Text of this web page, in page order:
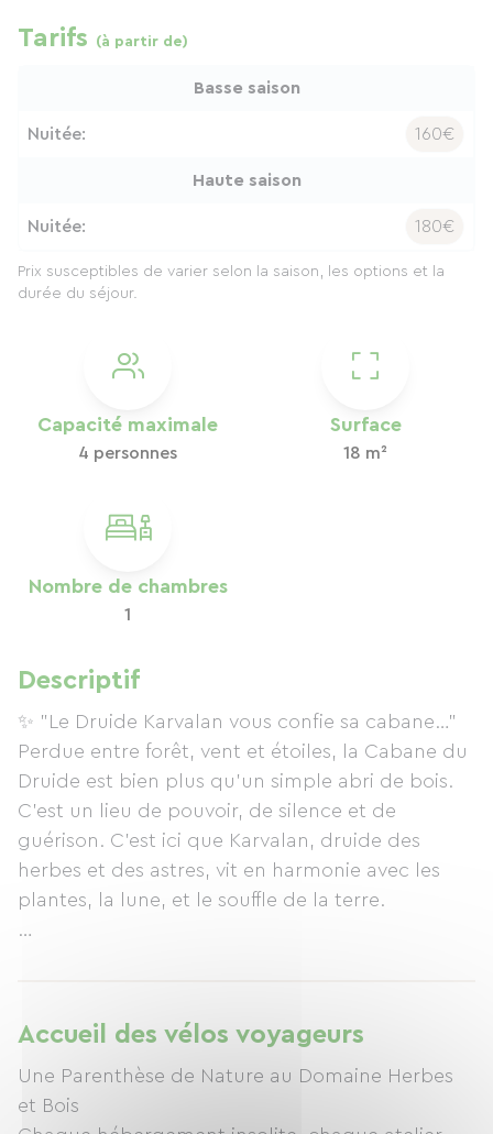
Capacité maximale
4 personnes
Surface
18 m²
Nombre de chambres
1
Descriptif
✨ "Le Druide Karvalan vous confie sa cabane…"
Perdue entre forêt, vent et étoiles, la Cabane du
Druide est bien plus qu’un simple abri de bois.
C’est un lieu de pouvoir, de silence et de
guérison. C’est ici que Karvalan, druide des
herbes et des astres, vit en harmonie avec les
plantes, la lune, et le souffle de la terre.
Lumière électrique douce, sans prises pour
mieux se débrancher,
Douche extérieure rituelle,
Cosmétiques artisanaux (savon, dentifrice,
Accueil des vélos voyageurs
Une Parenthèse de Nature au Domaine Herbes
et Bois
Tarifs (à partir de)
Basse saison
Nuitée: 160€
Haute saison
Nuitée: 180€
Prix susceptibles de varier selon la saison, les options et la
durée du séjour.